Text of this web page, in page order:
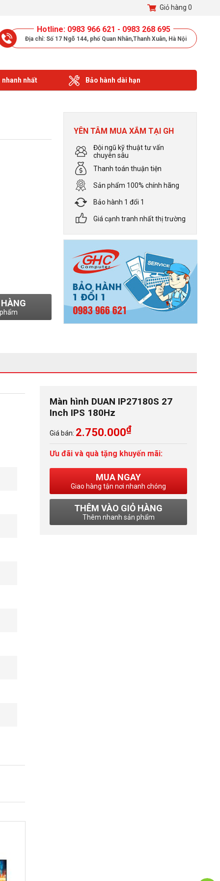
Giỏ hàng 0
Hotline: 0983 966 621 - 0983 268 695
Địa chỉ: Số 17 Ngõ 144, phố Quan Nhân,Thanh Xuân, Hà Nội
nhất Bảo hành dài hạn
YÊN TÂM MUA XẮM TẠI GH
Đội ngũ kỹ thuật tư vấn
chuyên sâu
Thanh toán thuận tiện
Sản phẩm 100% chính hãng
Bảo hành 1 đổi 1
Giá cạnh tranh nhất thị trường
Màn hình DUAN IP27180S 27
Inch IPS 180Hz
Giá bán: 2.750.000₫
Ưu đãi và quà tặng khuyến mãi:
MUA NGAY
Giao hàng tận nơi nhanh chóng
THÊM VÀO GIỎ HÀNG
Thêm nhanh sản phẩm